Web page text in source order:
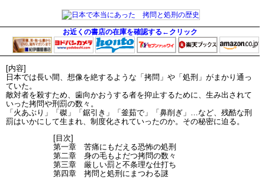
お近くの書店の在庫を確認する←クリック
[内容]
日本では長い間、想像を絶するような「拷問」や「処刑」がまかり通っ
ていた。
敵対者を殺すため、歯向かおうする者を抑止するために、生み出されて
いった拷問や刑罰の数々。
「火あぶり」「磔」「鋸引き」「釜茹で」「鼻削ぎ」…など、残酷な刑
罰はいかにして生まれ、制度化されていったのか。その秘密に迫る。
[目次]
第一章 苦痛にもだえる恐怖の処刑
第二章 身の毛もよだつ拷問の数々
第三章 厳しい罰と不条理な仕打ち
第四章 拷問と処刑にまつわる謎